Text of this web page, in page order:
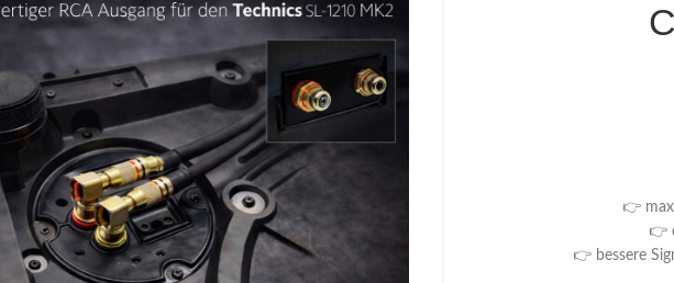
👉
👉
👉 bessere